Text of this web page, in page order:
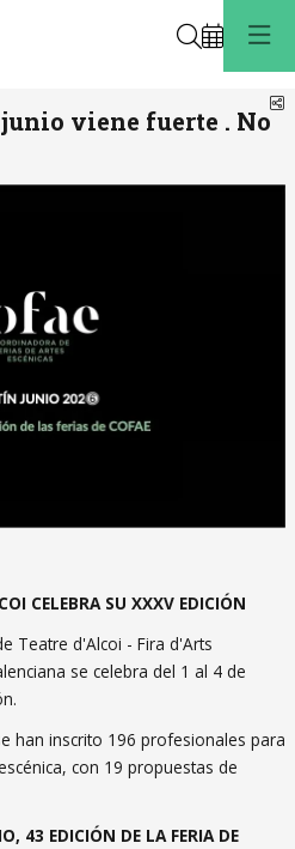
Buscar
viene fuerte . No
CELEBRA SU XXXV EDICIÓN
Teatre d'Alcoi - Fira d'Arts
se celebra del 1 al 4 de
han inscrito 196 profesionales para
con 19 propuestas de
43 EDICIÓN DE LA FERIA DE